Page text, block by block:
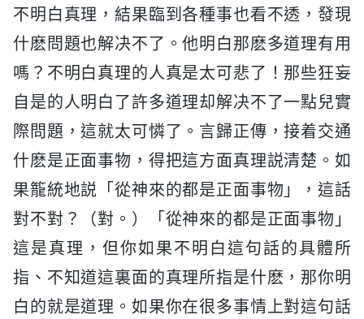
不明白真理，結果臨到各種事也看不透，發現
什麽問題也解决不了。他明白那麽多道理有用
嗎？不明白真理的人真是太可悲了！那些狂妄
自是的人明白了許多道理却解决不了一點兒實
際問題，這就太可憐了。言歸正傳，接着交通
什麽是正面事物，得把這方面真理説清楚。如
果籠統地説「從神來的都是正面事物」，這話
對不對？（對。）「從神來的都是正面事物」
這是真理，但你如果不明白這句話的具體所
指、不知道這裏面的真理所指是什麽，那你明
白的就是道理。如果你在很多事情上對這句話